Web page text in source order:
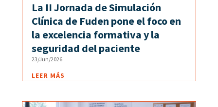
La II Jornada de Simulación
Clínica de Fuden pone el foco en
la excelencia formativa y la
seguridad del paciente
23/Jun/2026
LEER MÁS